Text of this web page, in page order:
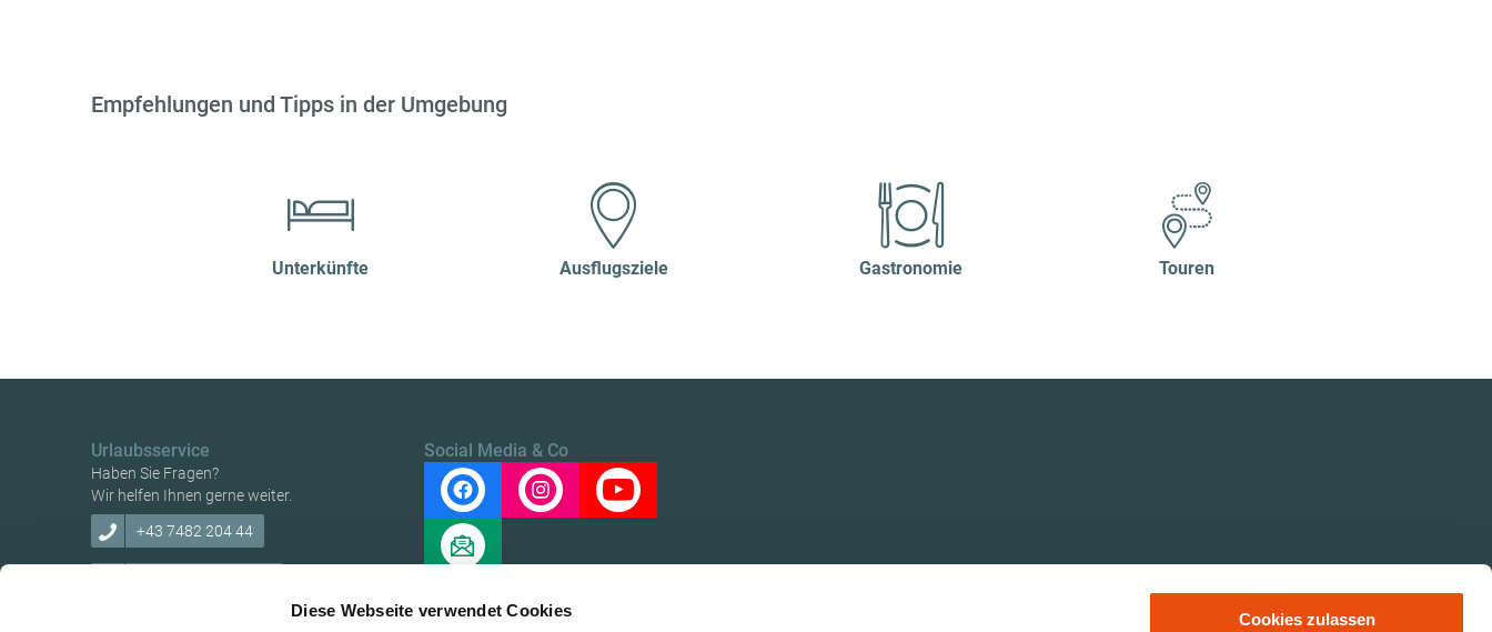
Diese Webseite verwendet Cookies Cookies zulassen
Empfehlungen und Tipps in der Umgebung
Unterkünfte Ausflugsziele Gastronomie Touren
Urlaubsservice
Haben Sie Fragen?
Wir helfen Ihnen gerne weiter.
+43 7482 204 44
Social Media & Co